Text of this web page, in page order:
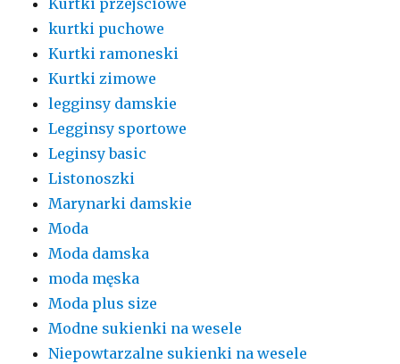
Kurtki przejściowe
kurtki puchowe
Kurtki ramoneski
Kurtki zimowe
legginsy damskie
Legginsy sportowe
Leginsy basic
Listonoszki
Marynarki damskie
Moda
Moda damska
moda męska
Moda plus size
Modne sukienki na wesele
Niepowtarzalne sukienki na wesele